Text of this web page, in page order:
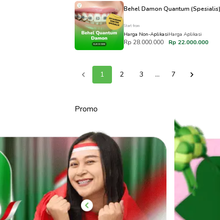
Behel Damon Quantum (Spesialis)
Start from
Harga Non-Aplikasi
Rp 28.000.000
Harga Aplikasi
Rp 22.000.000
1 2 3 ... 7
Promo